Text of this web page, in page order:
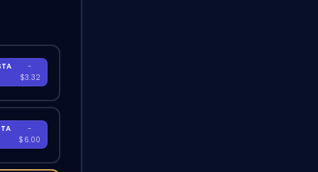
-
$3.32
-
$6.00